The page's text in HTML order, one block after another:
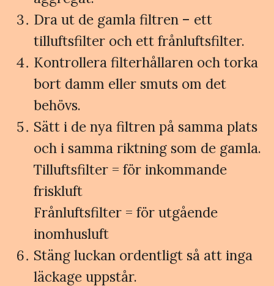
Dra ut de gamla filtren – ett
tilluftsfilter och ett frånluftsfilter.
Kontrollera filterhållaren och torka
bort damm eller smuts om det
behövs.
Sätt i de nya filtren på samma plats
och i samma riktning som de gamla.
Tilluftsfilter = för inkommande
friskluft
Frånluftsfilter = för utgående
inomhusluft
Stäng luckan ordentligt så att inga
läckage uppstår.